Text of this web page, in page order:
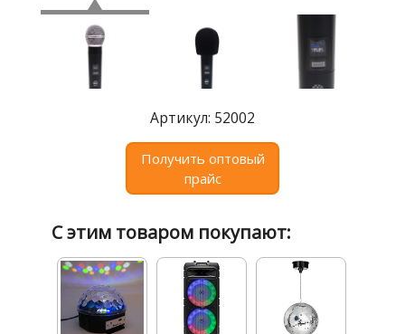
news@signalelectronics.ru
Артикул: 52002
Получить оптовый
прайс
С этим товаром покупают: